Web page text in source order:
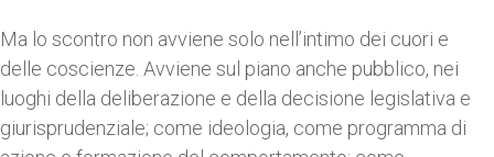
Ma lo scontro non avviene solo nell’intimo dei cuori e
delle coscienze. Avviene sul piano anche pubblico, nei
luoghi della deliberazione e della decisione legislativa e
giurisprudenziale; come ideologia, come programma di